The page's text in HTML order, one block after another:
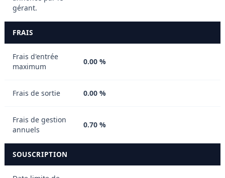
gérant.
FRAIS
Frais d'entrée
maximum
0.00 %
Frais de sortie 0.00 %
Frais de gestion
annuels
0.70 %
SOUSCRIPTION